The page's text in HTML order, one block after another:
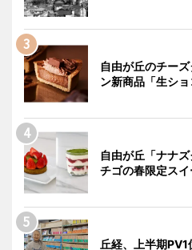
自由が丘のチー
ン新商品「生ショ
自由が丘「ナナ
チゴの春限定スイ
丘経、上半期